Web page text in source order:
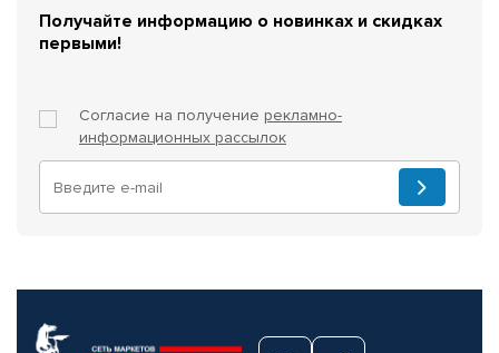
Получайте информацию о новинках и скидках
первыми!
Согласие на получение рекламно-
информационных рассылок